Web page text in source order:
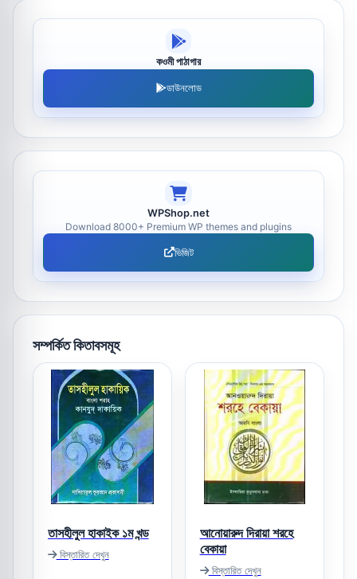
কওমী পাঠাগার
ডাউনলোড
WPShop.net
Download 8000+ Premium WP themes and plugins
ভিজিট
সম্পর্কিত কিতাবসমূহ
তাসহীলুল হাকাইক ১ম খন্ড
বিস্তারিত দেখুন
আনোয়ারুদ দিরায়া শরহে
বেকায়া
বিস্তারিত দেখুন